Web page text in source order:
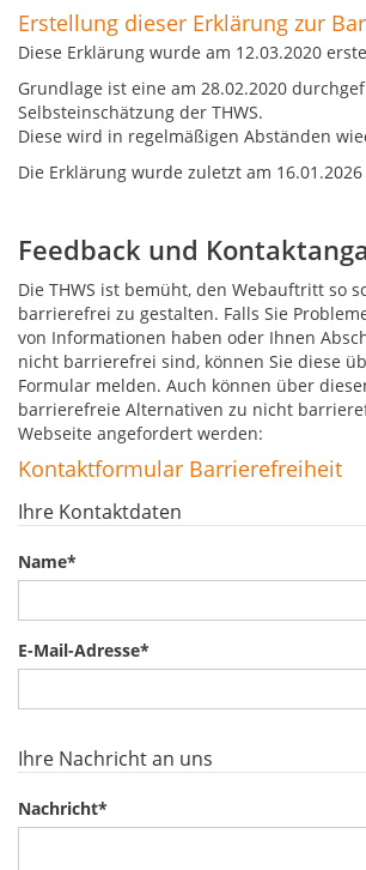
Erstellung dieser Erklärung zur
Diese Erklärung wurde am 12.03.2020
Grundlage ist eine am 28.02.2020
Selbsteinschätzung der THWS.
Diese wird in regelmäßigen Abständen
Die Erklärung wurde zuletzt am
Feedback und
Die THWS ist bemüht, den Webauftritt so
barrierefrei zu gestalten. Falls Sie
von Informationen haben oder Ihnen
nicht barrierefrei sind, können Sie diese
Formular melden. Auch können über
barrierefreie Alternativen zu nicht
Webseite angefordert werden:
Kontaktformular Barrierefreiheit
Ihre Kontaktdaten
Name*
E-Mail-Adresse*
Ihre Nachricht an uns
Nachricht*